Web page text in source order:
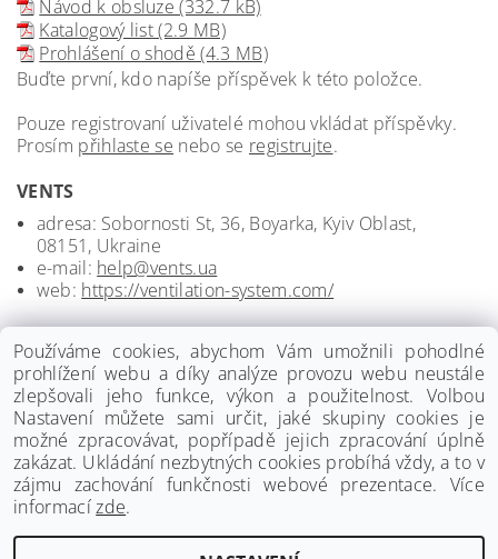
Návod k obsluze (332.7 kB)
Katalogový list (2.9 MB)
Prohlášení o shodě (4.3 MB)
Buďte první, kdo napíše příspěvek k této položce.
Pouze registrovaní uživatelé mohou vkládat příspěvky.
Prosím přihlaste se nebo se registrujte.
VENTS
adresa: Sobornosti St, 36, Boyarka, Kyiv Oblast,
08151, Ukraine
e-mail: help@vents.ua
web: https://ventilation-system.com/
www.palmat.cz
Používáme cookies, abychom Vám umožnili pohodlné
prohlížení webu a díky analýze provozu webu neustále
zlepšovali jeho funkce, výkon a použitelnost. Volbou
Nastavení můžete sami určit, jaké skupiny cookies je
možné zpracovávat, popřípadě jejich zpracování úplně
zakázat. Ukládání nezbytných cookies probíhá vždy, a to v
zájmu zachování funkčnosti webové prezentace. Více
informacízde.